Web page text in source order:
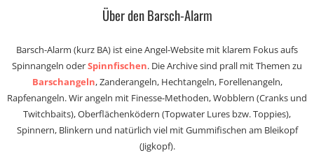
Über den Barsch-Alarm
Barsch-Alarm (kurz BA) ist eine Angel-Website mit klarem Fokus aufs
Spinnangeln oderSpinnfischen. Die Archive sind prall mit Themen zu
Barschangeln, Zanderangeln, Hechtangeln, Forellenangeln,
Rapfenangeln. Wir angeln mit Finesse-Methoden, Wobblern (Cranks und
Twitchbaits), Oberflächenködern (Topwater Lures bzw. Toppies),
Spinnern, Blinkern und natürlich viel mit Gummifischen am Bleikopf
(Jigkopf).